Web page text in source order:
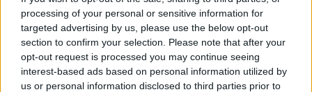
processing of your personal or sensitive information for
targeted advertising by us, please use the below opt-out
section to confirm your selection. Please note that after your
opt-out request is processed you may continue seeing
interest-based ads based on personal information utilized by
us or personal information disclosed to third parties prior to
συνθήκες και τις προκλήσεις ασφαλείας που
δημιουργεί η συνεχιζόμενη ρωσική
επιθετικότητα.